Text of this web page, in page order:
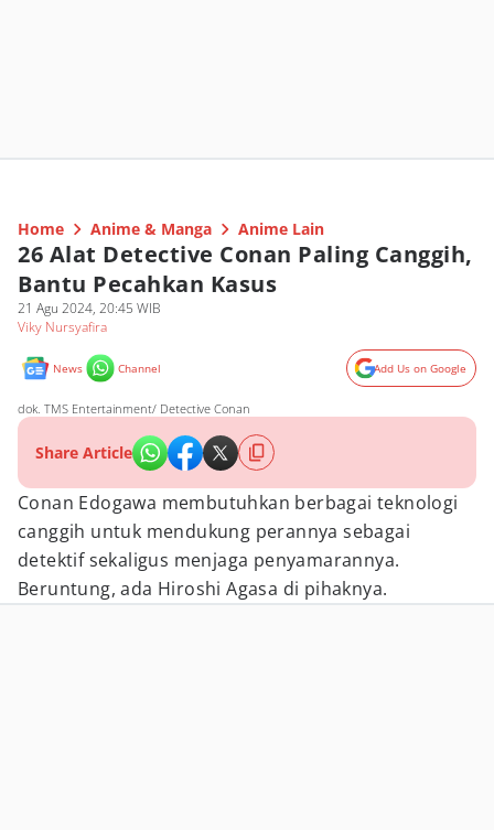
Home Anime & Manga Anime Lain
26 Alat Detective Conan Paling Canggih,
Bantu Pecahkan Kasus
21 Agu 2024, 20:45 WIB
Viky Nursyafira
News Channel Add Us on Google
dok. TMS Entertainment/ Detective Conan
Share Article
Conan Edogawa membutuhkan berbagai teknologi
canggih untuk mendukung perannya sebagai
detektif sekaligus menjaga penyamarannya.
Beruntung, ada Hiroshi Agasa di pihaknya.